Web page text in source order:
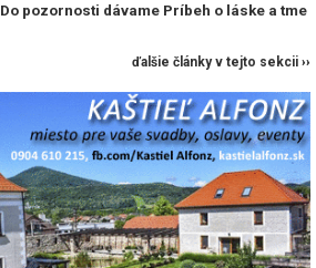
pozornosti dávame Príbeh o láske a tme
ďalšie články v tejto sekcii ››